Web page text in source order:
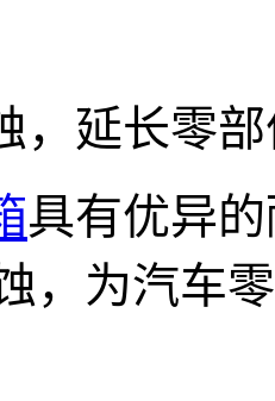
，延长零
具有优异
，为汽车